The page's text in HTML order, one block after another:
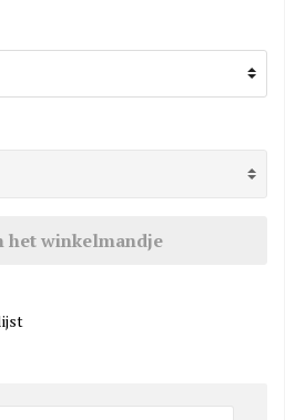
het winkelmandje